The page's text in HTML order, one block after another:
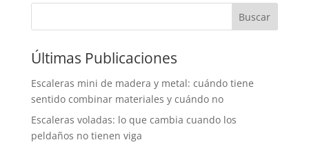
Buscar
Últimas Publicaciones
Escaleras mini de madera y metal: cuándo tiene
sentido combinar materiales y cuándo no
Escaleras voladas: lo que cambia cuando los
peldaños no tienen viga